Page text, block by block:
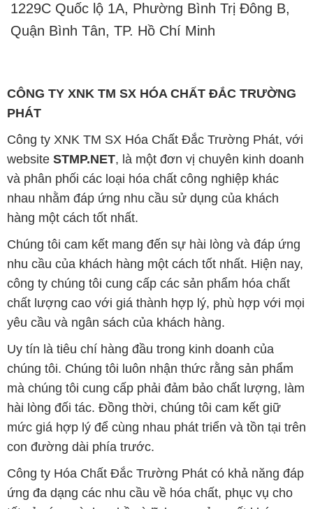
1229C Quốc lộ 1A, Phường Bình Trị Đông B,
Quận Bình Tân, TP. Hồ Chí Minh
CÔNG TY XNK TM SX HÓA CHẤT ĐẮC TRƯỜNG
PHÁT
Công ty XNK TM SX Hóa Chất Đắc Trường Phát, với
website STMP.NET, là một đơn vị chuyên kinh doanh
và phân phối các loại hóa chất công nghiệp khác
nhau nhằm đáp ứng nhu cầu sử dụng của khách
hàng một cách tốt nhất.
Chúng tôi cam kết mang đến sự hài lòng và đáp ứng
nhu cầu của khách hàng một cách tốt nhất. Hiện nay,
công ty chúng tôi cung cấp các sản phẩm hóa chất
chất lượng cao với giá thành hợp lý, phù hợp với mọi
yêu cầu và ngân sách của khách hàng.
Uy tín là tiêu chí hàng đầu trong kinh doanh của
chúng tôi. Chúng tôi luôn nhận thức rằng sản phẩm
mà chúng tôi cung cấp phải đảm bảo chất lượng, làm
hài lòng đối tác. Đồng thời, chúng tôi cam kết giữ
mức giá hợp lý để cùng nhau phát triển và tồn tại trên
con đường dài phía trước.
Công ty Hóa Chất Đắc Trường Phát có khả năng đáp
ứng đa dạng các nhu cầu về hóa chất, phục vụ cho